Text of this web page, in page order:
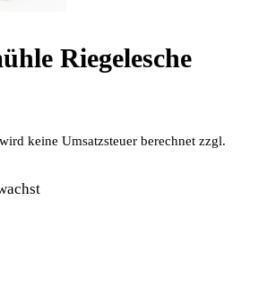
Riegelesche
keine Umsatzsteuer berechnet zzgl.